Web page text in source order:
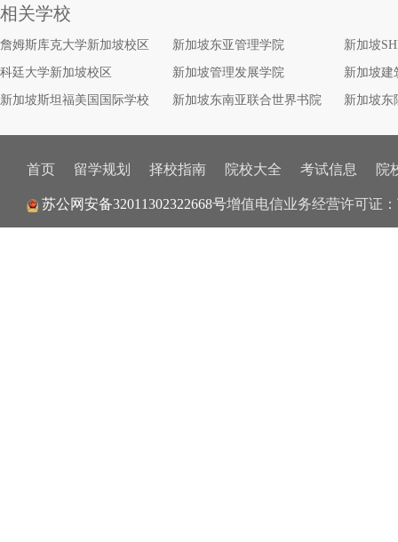
相关学校
詹姆斯库克大学新加坡校区 新加坡东亚管理学院 新加坡
科廷大学新加坡校区 新加坡管理发展学院 新加坡建
新加坡斯坦福美国国际学校 新加坡东南亚联合世界书院 新加坡东
首页 留学规划 择校指南 院校大全 考试信息 院
苏公网安备32011302322668号增值电信业务经营许可证：